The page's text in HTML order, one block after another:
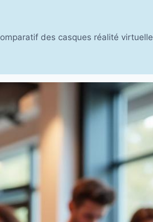
des casques réalité virtuelle